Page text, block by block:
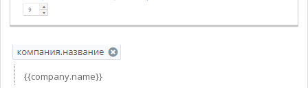
{{company.name}}